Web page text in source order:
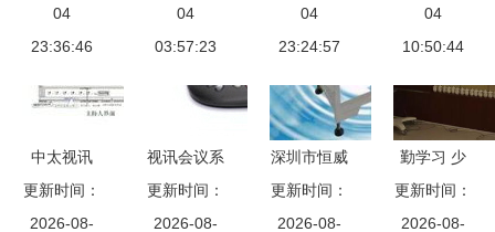
议系统供应
全解析
04
23:36:46
能枢纽
04
03:57:23
采购指南
04
23:24:57
发展峰会，
视讯会议系
04
10:50:44
中太视讯
Penteview
数据会议系
更新时间：
2026-08-
视讯会议系
统与宝利通
Voicestation
更新时间：
2026-08-
深圳市恒威
视讯科技开
发有限公司
更新时间：
2026-08-
勤学习 少
跑腿 聊城
移动云视讯
更新时间：
2026-08-